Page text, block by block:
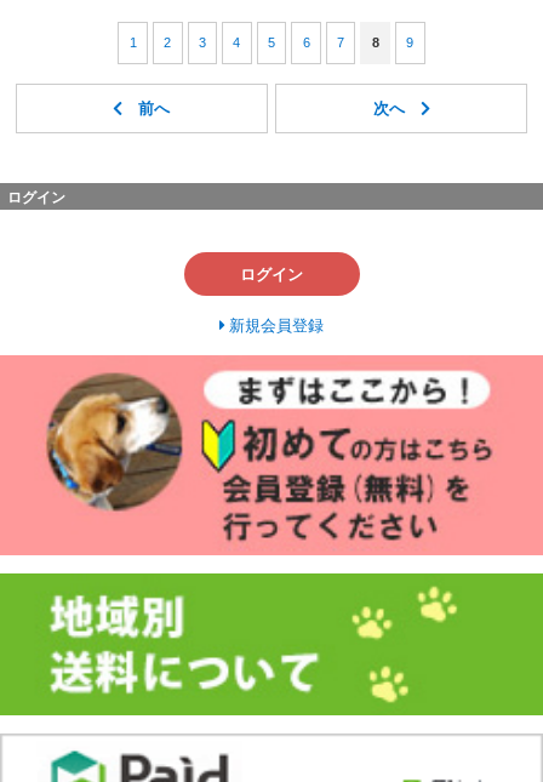
1 2 3 4 5 6 7 8 9
ログイン
ログイン
新規会員登録